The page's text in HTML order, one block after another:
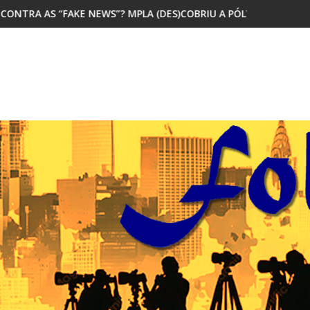
MPLA (DES)COBRIU A PÓLVORAMAIORIA DOS JOVENS